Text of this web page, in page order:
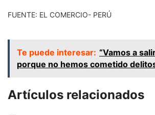
FUENTE: EL COMERCIO- PERÚ
Te puede interesar: “Vamos a
porque no hemos cometido
Artículos relacionados